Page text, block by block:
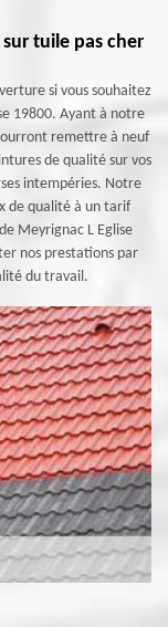
tuile pas cher
si vous souhaitez
19800. Ayant à notre
remettre à neuf
de qualité sur vos
intempéries. Notre
de qualité à un tarif
Meyrignac L Eglise
nos prestations par
du travail.